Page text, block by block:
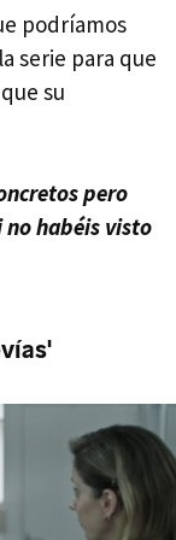
podríamos
serie para que
su
pero
no habéis visto